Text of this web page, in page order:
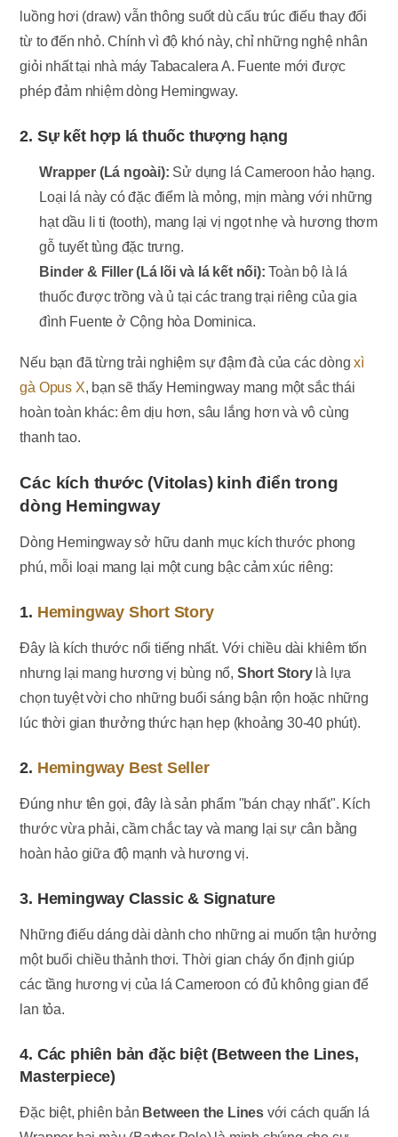
luồng hơi (draw) vẫn thông suốt dù cấu trúc điếu thay đổi
từ to đến nhỏ. Chính vì độ khó này, chỉ những nghệ nhân
giỏi nhất tại nhà máy Tabacalera A. Fuente mới được
phép đảm nhiệm dòng Hemingway.
2. Sự kết hợp lá thuốc thượng hạng
Wrapper (Lá ngoài): Sử dụng lá Cameroon hảo hạng.
Loại lá này có đặc điểm là mỏng, mịn màng với những
hạt dầu li ti (tooth), mang lại vị ngọt nhẹ và hương thơm
gỗ tuyết tùng đặc trưng.
Binder & Filler (Lá lõi và lá kết nối): Toàn bộ là lá
thuốc được trồng và ủ tại các trang trại riêng của gia
đình Fuente ở Cộng hòa Dominica.
Nếu bạn đã từng trải nghiệm sự đậm đà của các dòngxì
gà Opus X, bạn sẽ thấy Hemingway mang một sắc thái
hoàn toàn khác: êm dịu hơn, sâu lắng hơn và vô cùng
thanh tao.
Các kích thước (Vitolas) kinh điển trong
dòng Hemingway
Dòng Hemingway sở hữu danh mục kích thước phong
phú, mỗi loại mang lại một cung bậc cảm xúc riêng:
1. Hemingway Short Story
Đây là kích thước nổi tiếng nhất. Với chiều dài khiêm tốn
nhưng lại mang hương vị bùng nổ, Short Storylà lựa
chọn tuyệt vời cho những buổi sáng bận rộn hoặc những
lúc thời gian thưởng thức hạn hẹp (khoảng 30-40 phút).
2. Hemingway Best Seller
Đúng như tên gọi, đây là sản phẩm "bán chạy nhất". Kích
thước vừa phải, cầm chắc tay và mang lại sự cân bằng
hoàn hảo giữa độ mạnh và hương vị.
3. Hemingway Classic & Signature
Những điếu dáng dài dành cho những ai muốn tận hưởng
một buổi chiều thảnh thơi. Thời gian cháy ổn định giúp
các tầng hương vị của lá Cameroon có đủ không gian để
lan tỏa.
4. Các phiên bản đặc biệt (Between the Lines,
Masterpiece)
Đặc biệt, phiên bản Between the Lines với cách quấn lá